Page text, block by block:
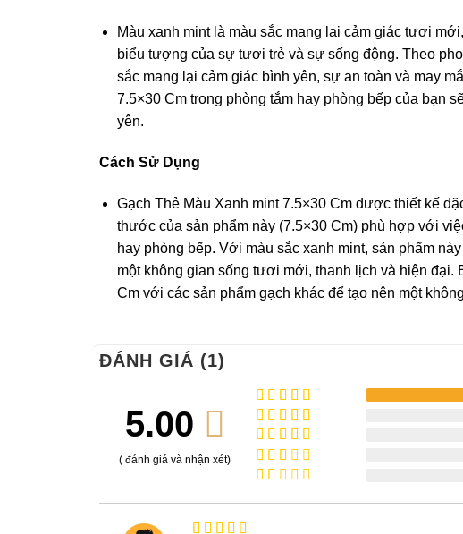
Màu xanh mint là màu sắc mang lại cảm giác tươi
biểu tượng của sự tươi trẻ và sự sống động. Theo
sắc mang lại cảm giác bình yên, sự an toàn và may
7.5×30 Cm trong phòng tắm hay phòng bếp của bạn
yên.
Cách Sử Dụng
Gạch Thẻ Màu Xanh mint 7.5×30 Cm được thiết kế
thước của sản phẩm này (7.5×30 Cm) phù hợp với
hay phòng bếp. Với màu sắc xanh mint, sản phẩm
một không gian sống tươi mới, thanh lịch và hiện đại.
Cm với các sản phẩm gạch khác để tạo nên một
ĐÁNH GIÁ (1)
5.00
( đánh giá và nhận xét)
Được xếp
hạng 5
Được
xếp
hạng 4
5 sao
Được
xếp
hạng
35
Được
hạng